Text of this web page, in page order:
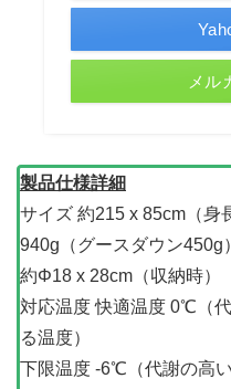
メル
製品仕様詳細
サイズ 約215 x 85cm（身
940g（グースダウン450g）
約Φ18 x 28cm（収納時）
対応温度 快適温度 0℃（
る温度）
下限温度 -6℃（代謝の高